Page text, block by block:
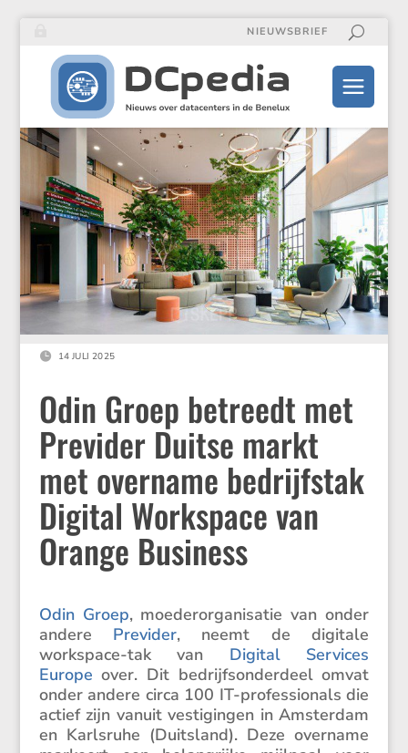
NIEUWSBRIEF
 14 JULI 2025
Odin Groep betreedt met
Previder Duitse markt
met overname bedrijfstak
Digital Workspace van
Orange Business
Odin Groep, moeder­or­ga­ni­satie van onder
andere Previder, neemt de digitale
workspace-tak van Digital Services
Europe over. Dit bedrijfs­on­der­deel omvat
onder andere circa 100 IT-profes­si­o­nals die
actief zijn vanuit vesti­gingen in Amsterdam
en Karls­ruhe (Duits­land). Deze overname